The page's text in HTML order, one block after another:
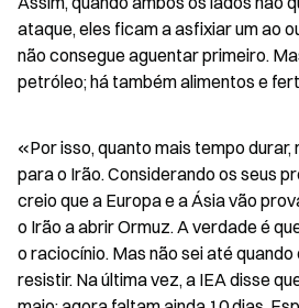
ataque, eles ficam a asfixiar um ao
não consegue aguentar primeiro.
petróleo; há também alimentos e
«Por isso, quanto mais tempo
para o Irão. Considerando os seus
creio que a Europa e a Ásia vão
o Irão a abrir Ormuz. A verdade é
o raciocínio. Mas não sei até
resistir. Na última vez, a IEA disse